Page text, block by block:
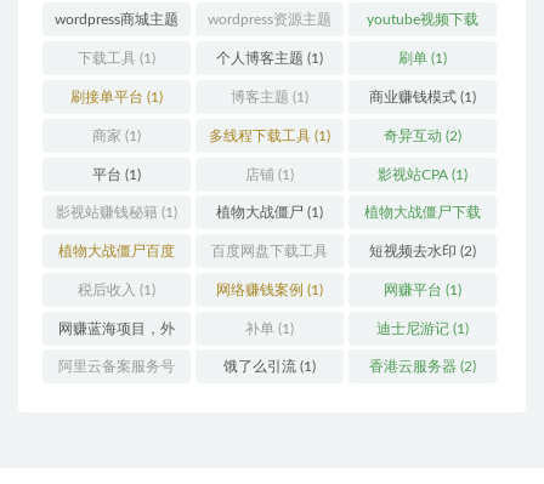
wordpress商城主题
(1)
wordpress资源主题
(1)
youtube视频下载
(1)
下载工具 (1) 个人博客主题 (1) 刷单 (1)
刷接单平台 (1) 博客主题 (1) 商业赚钱模式 (1)
商家 (1) 多线程下载工具 (1) 奇异互动 (2)
平台 (1) 店铺 (1) 影视站CPA (1)
影视站赚钱秘籍 (1) 植物大战僵尸 (1) 植物大战僵尸下载
(1)
植物大战僵尸百度
云(1)
百度网盘下载工具
(1)
短视频去水印 (2)
税后收入 (1) 网络赚钱案例 (1) 网赚平台 (1)
网赚蓝海项目，外
卖优惠券(1)
补单 (1) 迪士尼游记 (1)
阿里云备案服务号 饿了么引流 (1) 香港云服务器 (2)